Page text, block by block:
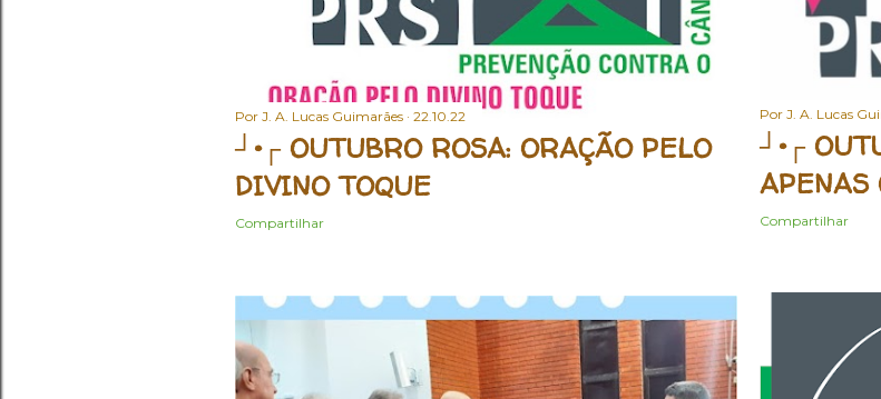
Por J. A. Lucas Guimarães 22.10.22
┘•┌ OUTUBRO ROSA: ORAÇÃO PELO
DIVINO TOQUE
Compartilhar
Por J. A. Lucas
┘•┌
APENAS
Compartilhar